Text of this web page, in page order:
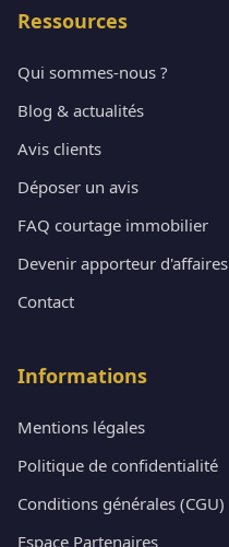
Ressources
Qui sommes-nous ?
Blog & actualités
Avis clients
Déposer un avis
FAQ courtage immobilier
Devenir apporteur d'affaires
Contact
Informations
Mentions légales
Politique de confidentialité
Conditions générales (CGU)
Espace Partenaires